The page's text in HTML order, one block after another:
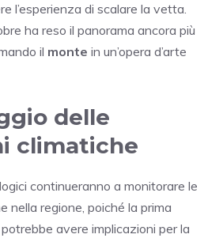
l’esperienza di scalare la vetta.
ha reso il panorama ancora più
il monte in un’opera d’arte
delle
climatiche
continueranno a monitorare le
nella regione, poiché la prima
potrebbe avere implicazioni per la